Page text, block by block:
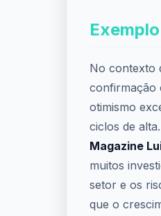
No contexto
confirmação
otimismo
ciclos de
Magazine
muitos
setor e os
que o